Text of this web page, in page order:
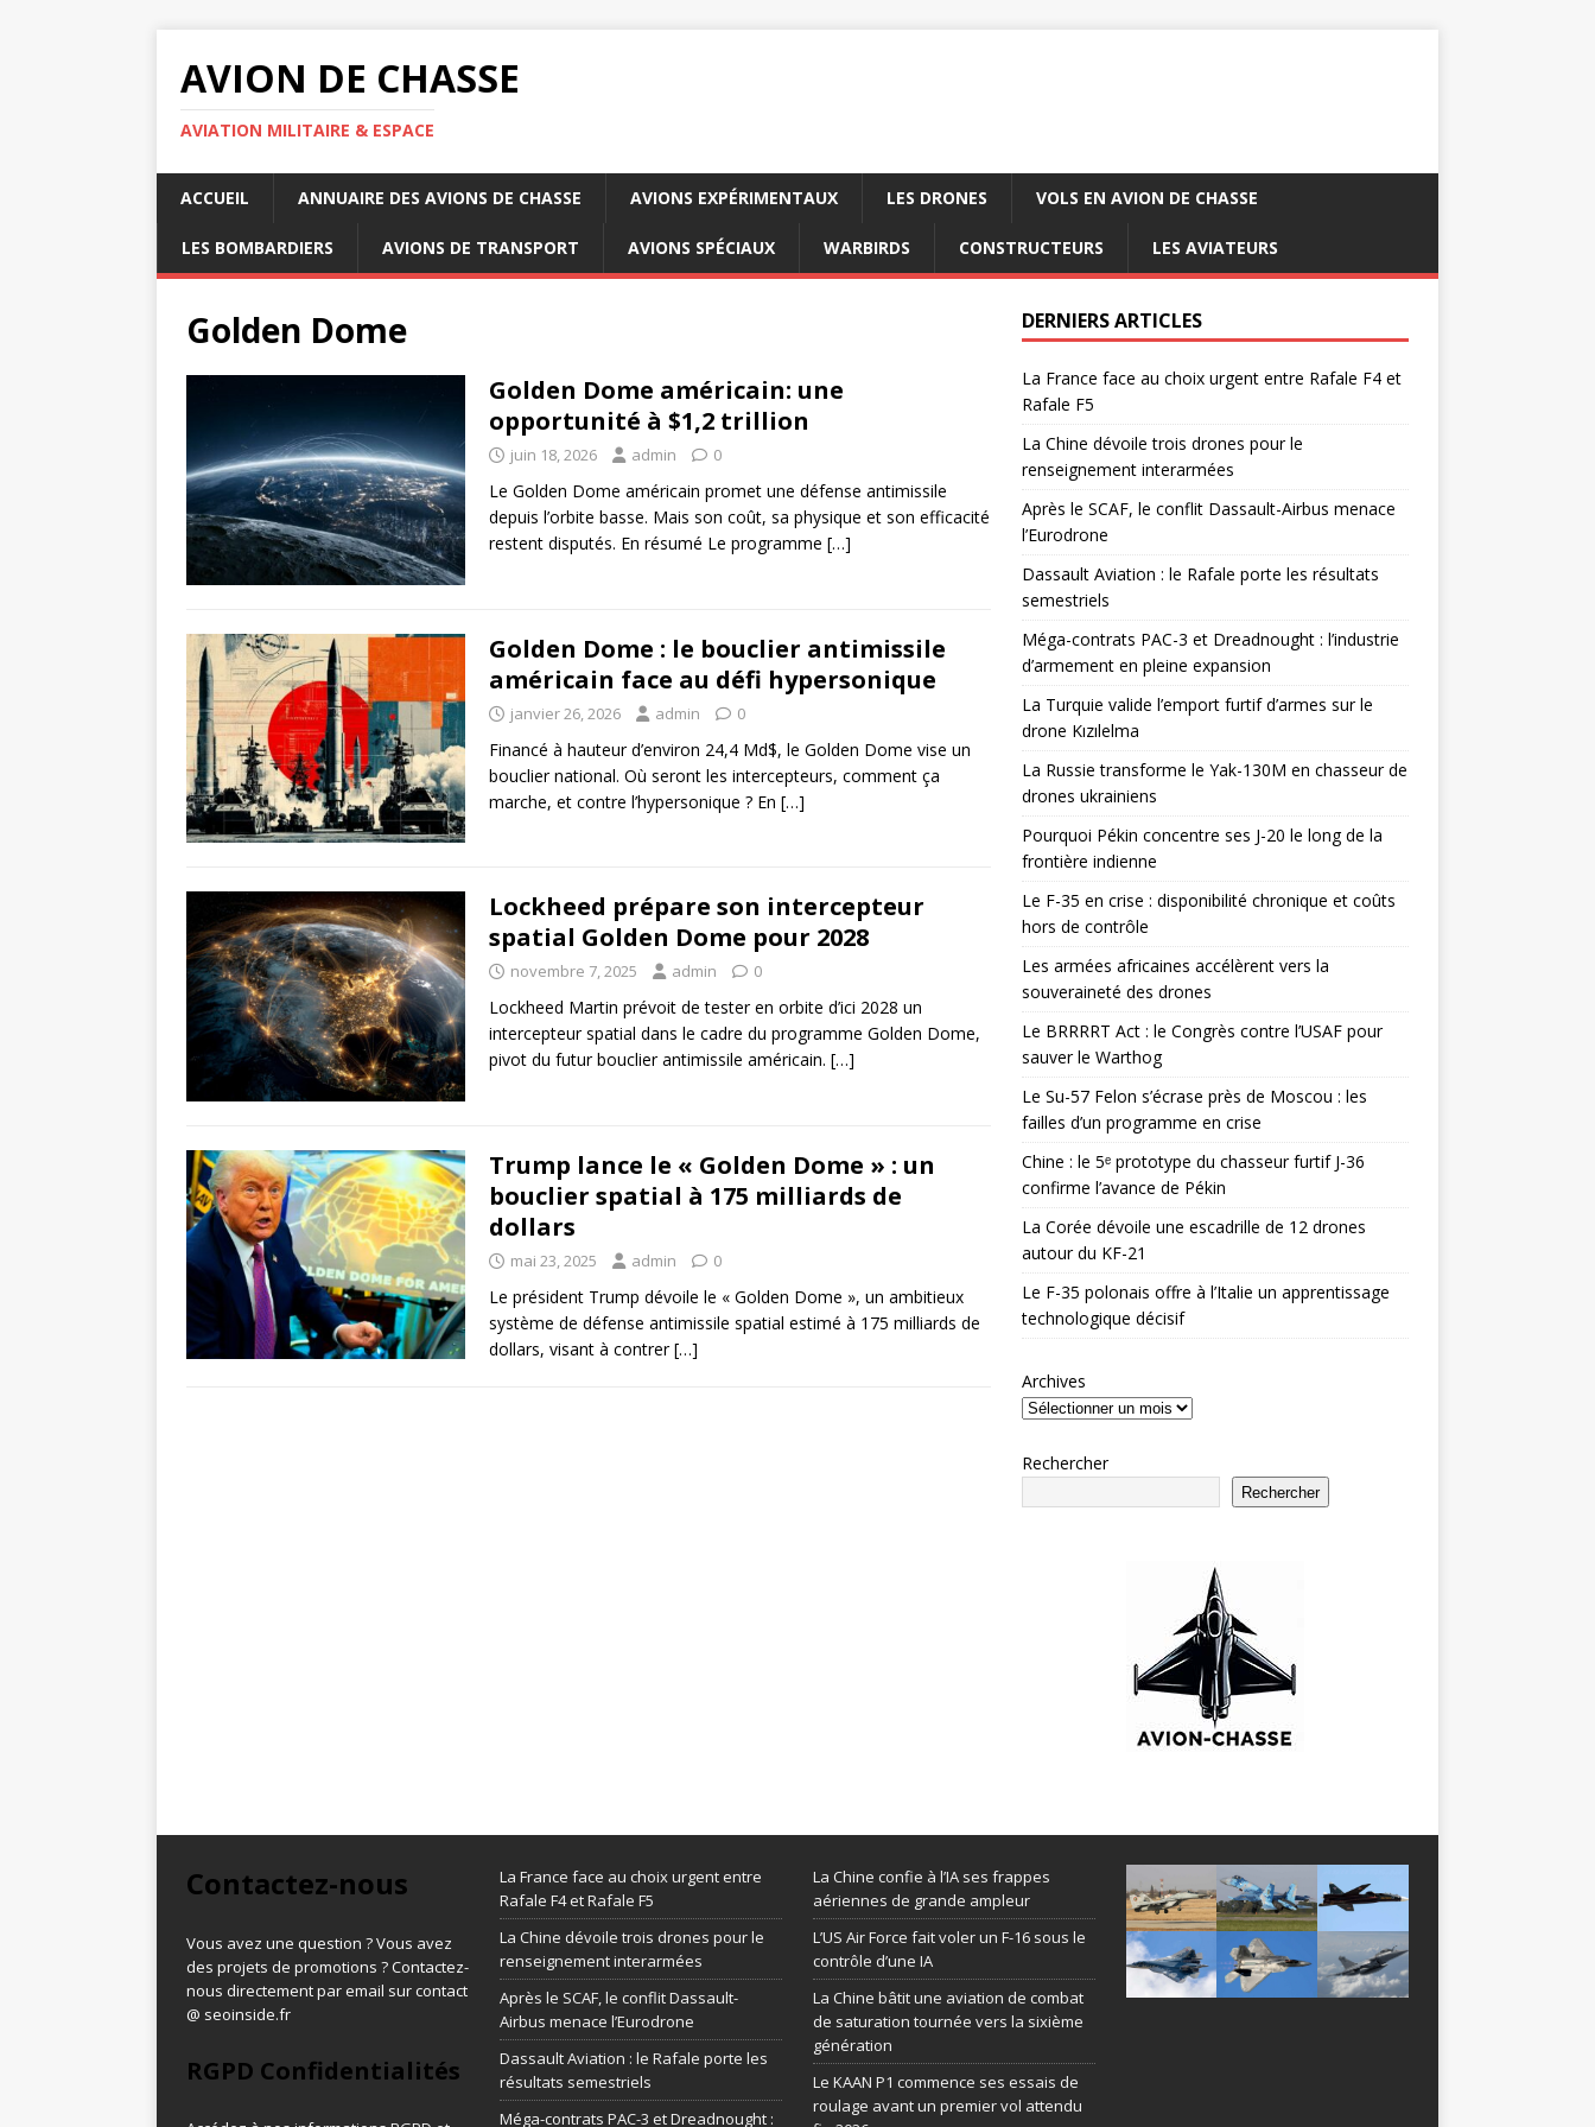
AVION DE CHASSE
AVIATION MILITAIRE & ESPACE
ACCUEIL ANNUAIRE DES AVIONS DE CHASSE AVIONS EXPÉRIMENTAUX LES DRONES VOLS EN AVION DE CHASSE
LES BOMBARDIERS AVIONS DE TRANSPORT AVIONS SPÉCIAUX WARBIRDS CONSTRUCTEURS LES AVIATEURS
Golden Dome
Golden Dome américain: une
opportunité à $1,2 trillion
juin 18, 2026 admin 0
Le Golden Dome américain promet une défense antimissile
depuis l’orbite basse. Mais son coût, sa physique et son efficacité
restent disputés. En résumé Le programme […]
Golden Dome : le bouclier antimissile
américain face au défi hypersonique
janvier 26, 2026 admin 0
Financé à hauteur d’environ 24,4 Md$, le Golden Dome vise un
bouclier national. Où seront les intercepteurs, comment ça
marche, et contre l’hypersonique ? En […]
Lockheed prépare son intercepteur
spatial Golden Dome pour 2028
novembre 7, 2025 admin 0
Lockheed Martin prévoit de tester en orbite d’ici 2028 un
intercepteur spatial dans le cadre du programme Golden Dome,
pivot du futur bouclier antimissile américain. […]
Trump lance le « Golden Dome » : un
bouclier spatial à 175 milliards de
dollars
mai 23, 2025 admin 0
Le président Trump dévoile le « Golden Dome », un ambitieux
système de défense antimissile spatial estimé à 175 milliards de
dollars, visant à contrer[…]
DERNIERS ARTICLES
La France face au choix urgent entre Rafale F4 et
Rafale F5
La Chine dévoile trois drones pour le
renseignement interarmées
Après le SCAF, le conflit Dassault-Airbus menace
l’Eurodrone
Dassault Aviation : le Rafale porte les résultats
semestriels
Méga-contrats PAC-3 et Dreadnought : l’industrie
d’armement en pleine expansion
La Turquie valide l’emport furtif d’armes sur le
drone Kızılelma
La Russie transforme le Yak-130M en chasseur de
drones ukrainiens
Pourquoi Pékin concentre ses J-20 le long de la
frontière indienne
Le F-35 en crise : disponibilité chronique et coûts
hors de contrôle
Les armées africaines accélèrent vers la
souveraineté des drones
Le BRRRRT Act : le Congrès contre l’USAF pour
sauver le Warthog
Le Su-57 Felon s’écrase près de Moscou : les
failles d’un programme en crise
Chine : le 5ᵉ prototype du chasseur furtif J-36
confirme l’avance de Pékin
La Corée dévoile une escadrille de 12 drones
autour du KF-21
Le F-35 polonais offre à l’Italie un apprentissage
technologique décisif
Archives
Rechercher
Rechercher
Contactez-nous
Vous avez une question ? Vous avez
des projets de promotions ? Contactez-
nous directement par email sur contact
@ seoinside.fr
RGPD Confidentialités
La France face au choix urgent entre
Rafale F4 et Rafale F5
La Chine dévoile trois drones pour le
renseignement interarmées
Après le SCAF, le conflit Dassault-
Airbus menace l’Eurodrone
Dassault Aviation : le Rafale porte les
résultats semestriels
Méga-contrats PAC-3 et Dreadnought :
La Chine confie à l’IA ses frappes
aériennes de grande ampleur
L’US Air Force fait voler un F-16 sous le
contrôle d’une IA
La Chine bâtit une aviation de combat
de saturation tournée vers la sixième
génération
Le KAAN P1 commence ses essais de
roulage avant un premier vol attendu